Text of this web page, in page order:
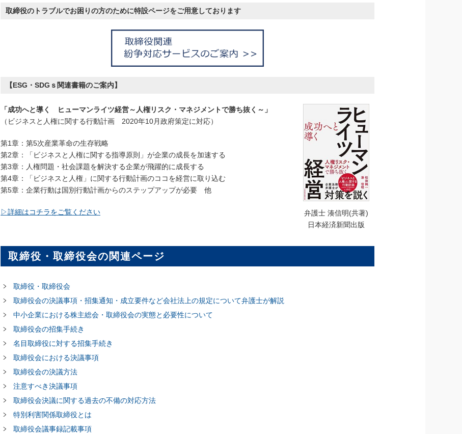
取締役のトラブルでお困りの方のために特設ページをご用意しております
【ESG・SDGｓ関連書籍のご案内】
弁護士 湊信明(共著)
日本経済新聞出版
「成功へと導く ヒューマンライツ経営～人権リスク・マネジメントで勝ち抜く～」
（ビジネスと人権に関する行動計画 2020年10月政府策定に対応）
第1章：第5次産業革命の生存戦略
第2章：「ビジネスと人権に関する指導原則」が企業の成長を加速する
第3章：人権問題・社会課題を解決する企業が飛躍的に成長する
第4章：「ビジネスと人権」に関する行動計画のココを経営に取り込む
第5章：企業行動は国別行動計画からのステップアップが必要 他
▷詳細はコチラをご覧ください
取締役・取締役会の関連ページ
取締役・取締役会
取締役会の決議事項・招集通知・成立要件など会社法上の規定について弁護士が解説
中小企業における株主総会・取締役会の実態と必要性について
取締役会の招集手続き
名目取締役に対する招集手続き
取締役会における決議事項
取締役会の決議方法
注意すべき決議事項
取締役会決議に関する過去の不備の対応方法
特別利害関係取締役とは
取締役会議事録記載事項